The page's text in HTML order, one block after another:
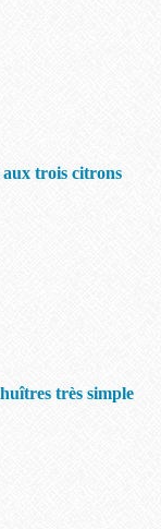
trois citrons
très simple